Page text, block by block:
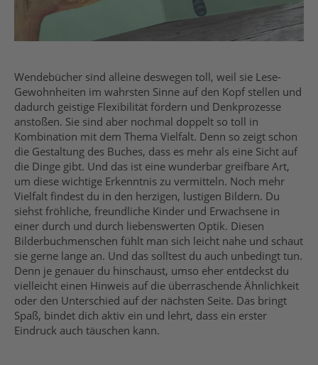
Wendebücher sind alleine deswegen toll, weil sie Lese-
Gewohnheiten im wahrsten Sinne auf den Kopf stellen und
dadurch geistige Flexibilität fördern und Denkprozesse
anstoßen. Sie sind aber nochmal doppelt so toll in
Kombination mit dem Thema Vielfalt. Denn so zeigt schon
die Gestaltung des Buches, dass es mehr als eine Sicht auf
die Dinge gibt. Und das ist eine wunderbar greifbare Art,
um diese wichtige Erkenntnis zu vermitteln. Noch mehr
Vielfalt findest du in den herzigen, lustigen Bildern. Du
siehst fröhliche, freundliche Kinder und Erwachsene in
einer durch und durch liebenswerten Optik. Diesen
Bilderbuchmenschen fühlt man sich leicht nahe und schaut
sie gerne lange an. Und das solltest du auch unbedingt tun.
Denn je genauer du hinschaust, umso eher entdeckst du
vielleicht einen Hinweis auf die überraschende Ähnlichkeit
oder den Unterschied auf der nächsten Seite. Das bringt
Spaß, bindet dich aktiv ein und lehrt, dass ein erster
Eindruck auch täuschen kann.